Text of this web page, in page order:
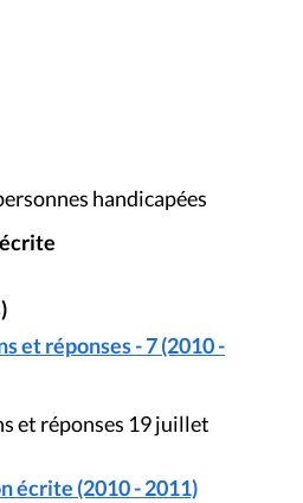
handicapées
et réponses - 7 (2010 -
et réponses 19 juillet
écrite (2010 - 2011)